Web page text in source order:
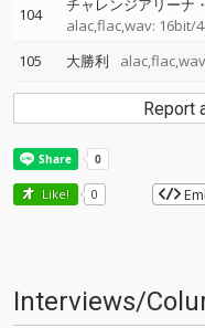
104
チャレンジアリーナ
alac,flac,wav: 16bit/
105 大勝利
Report
Like! 0
Interviews/